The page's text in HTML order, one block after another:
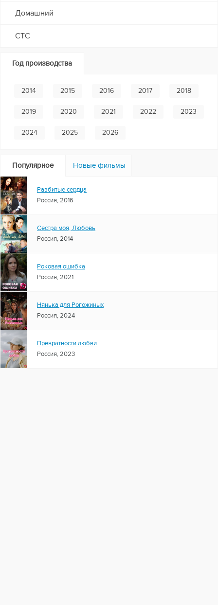
Домашний
СТС
Год производства
2014 2015 2016 2017 2018
2019 2020 2021 2022 2023
2024 2025 2026
Популярное Новые фильмы
Разбитые сердца
Россия, 2016
Сестра моя, Любовь
Россия, 2014
Роковая ошибка
Россия, 2021
Нянька для Рогожиных
Россия, 2024
Превратности любви
Россия, 2023